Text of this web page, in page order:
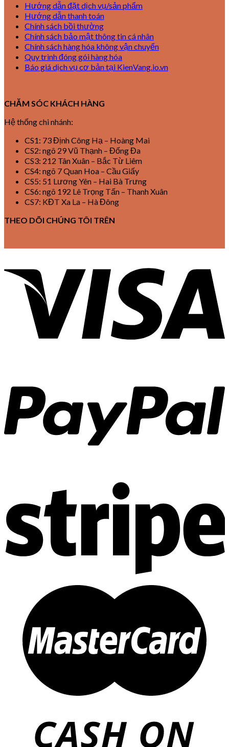
Hướng dẫn đặt dịch vụ/sản phẩm
Hướng dẫn thanh toán
Chính sách bồi thường
Chính sách bảo mật thông tin cá nhân
Chính sách hàng hóa không vận chuyển
Quy trình đóng gói hàng hóa
Báo giá dịch vụ cơ bản tại KienVang.io.vn
CHĂM SÓC KHÁCH HÀNG
Hệ thống chi nhánh:
CS1: 73 Định Công Hạ – Hoàng Mai
CS2: ngõ 29 Vũ Thạnh – Đống Đa
CS3: 212 Tân Xuân – Bắc Từ Liêm
CS4: ngõ 7 Quan Hoa – Cầu Giấy
CS5: 51 Lương Yên – Hai Bà Trưng
CS6: ngõ 192 Lê Trọng Tấn – Thanh Xuân
CS7: KĐT Xa La – Hà Đông
THEO DÕI CHÚNG TÔI TRÊN